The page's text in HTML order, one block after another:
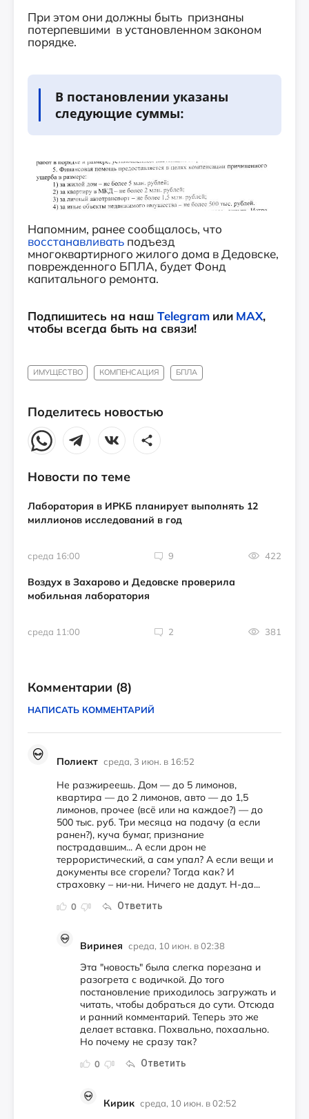
При этом они должны быть признаны
потерпевшими в установленном законом
порядке.
В постановлении указаны
следующие суммы:
Напомним, ранее сообщалось, что
восстанавливать подъезд
многоквартирного жилого дома в Дедовске,
поврежденного БПЛА, будет Фонд
капитального ремонта.
Подпишитесь на наш Telegram или MAX,
чтобы всегда быть на связи!
ИМУЩЕСТВО КОМПЕНСАЦИЯ БПЛА
Поделитесь новостью
Новости по теме
Лаборатория в ИРКБ планирует выполнять 12
миллионов исследований в год
среда 16:00 9 422
Воздух в Захарово и Дедовске проверила
мобильная лаборатория
среда 11:00 2 381
Комментарии (8)
НАПИСАТЬ КОММЕНТАРИЙ
Полиект среда, 3 июн. в 16:52
0 Ответить
Не разжиреешь. Дом — до 5 лимонов,
квартира — до 2 лимонов, авто — до 1,5
лимонов, прочее (всё или на каждое?) — до
500 тыс. руб. Три месяца на подачу (а если
ранен?), куча бумаг, признание
пострадавшим... А если дрон не
террористический, а сам упал? А если вещи и
документы все сгорели? Тогда как? И
страховку – ни-ни. Ничего не дадут. Н-да...
Виринея среда, 10 июн. в 02:38
0 Ответить
Эта "новость" была слегка порезана и
разогрета с водичкой. До того
постановление приходилось загружать и
читать, чтобы добраться до сути. Отсюда
и ранний комментарий. Теперь это же
делает вставка. Похвально, похаально.
Но почему не сразу так?
Кирик среда, 10 июн. в 02:52